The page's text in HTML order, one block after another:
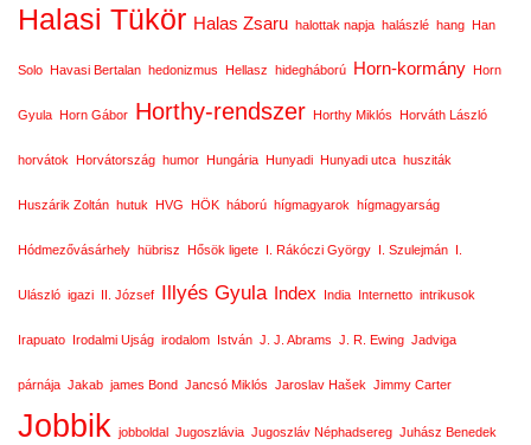
Halasi Tükör Halas Zsaru halottak napja halászlé hang Han
Solo Havasi Bertalan hedonizmus Hellasz hidegháború Horn-kormány Horn
Gyula Horn Gábor Horthy-rendszer Horthy Miklós Horváth László
horvátok Horvátország humor Hungária Hunyadi Hunyadi utca husziták
Huszárik Zoltán hutuk HVG HÖK háború hígmagyarok hígmagyarság
Hódmezővásárhely hübrisz Hősök ligete I. Rákóczi György I. Szulejmán I.
Ulászló igazi II. József Illyés Gyula Index India Internetto intrikusok
Irapuato Irodalmi Ujság irodalom István J. J. Abrams J. R. Ewing Jadviga
párnája Jakab james Bond Jancsó Miklós Jaroslav Hašek Jimmy Carter
Jobbik jobboldal Jugoszlávia Jugoszláv Néphadsereg Juhász Benedek